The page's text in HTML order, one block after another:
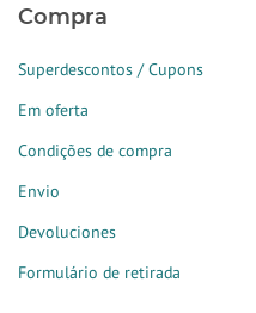
Compra
Superdescontos / Cupons
Em oferta
Condições de compra
Envio
Devoluciones
Formulário de retirada